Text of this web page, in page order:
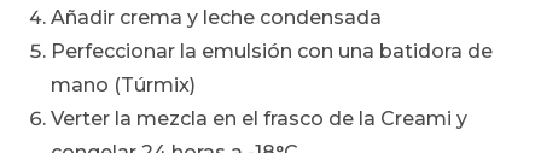
Añadir crema y leche condensada
Perfeccionar la emulsión con una batidora de
mano (Túrmix)
Verter la mezcla en el frasco de la Creami y